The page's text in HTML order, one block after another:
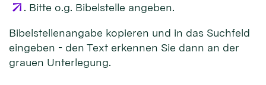
. Bitte o.g. Bibelstelle angeben.
Bibelstellenangabe kopieren und in das Suchfeld
eingeben - den Text erkennen Sie dann an der
grauen Unterlegung.